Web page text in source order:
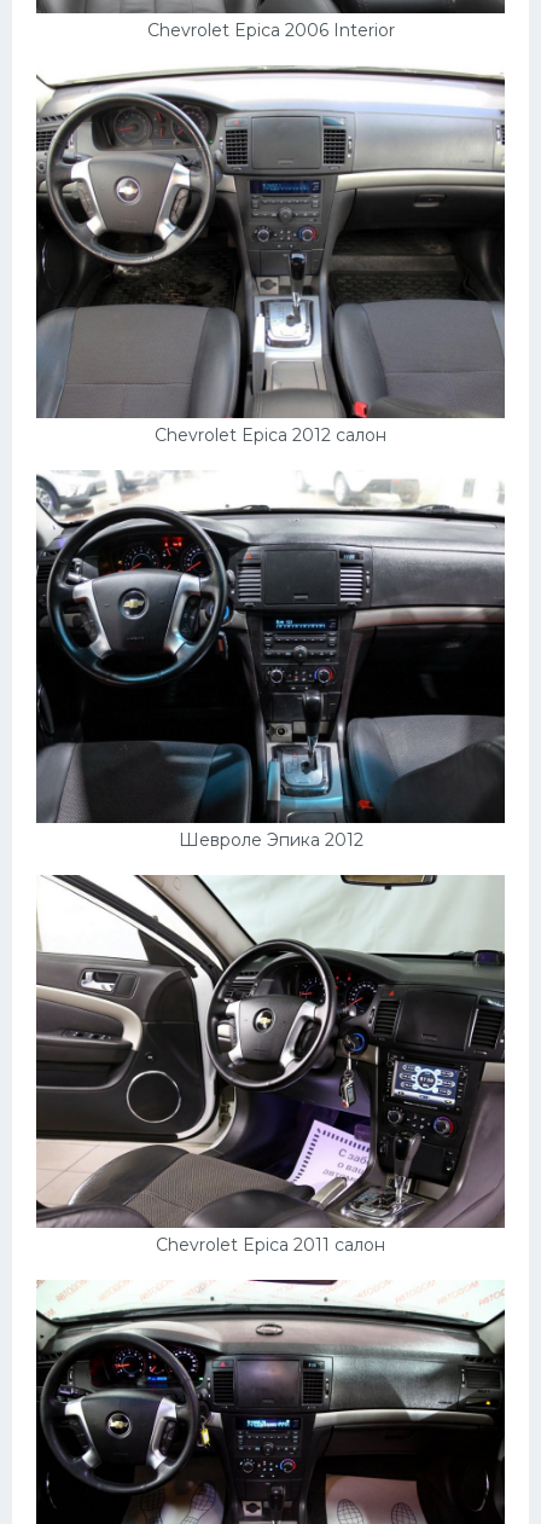
Chevrolet Epica 2006 Interior
Chevrolet Epica 2012 салон
Шевроле Эпика 2012
Chevrolet Epica 2011 салон